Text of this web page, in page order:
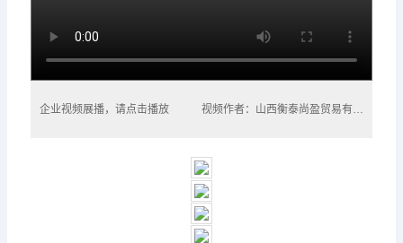
企业视频展播，请点击播放 视频作者：山西衡泰尚盈贸易有限责任公司